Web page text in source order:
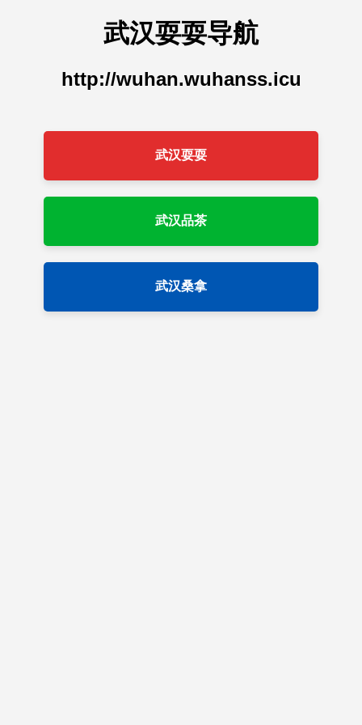
武汉耍耍导航
http://wuhan.wuhanss.icu
武汉耍耍
武汉品茶
武汉桑拿